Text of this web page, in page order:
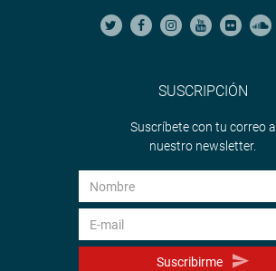
SUSCRIPCIÓN
Suscríbete con tu correo a
nuestro newsletter.
Suscribirme